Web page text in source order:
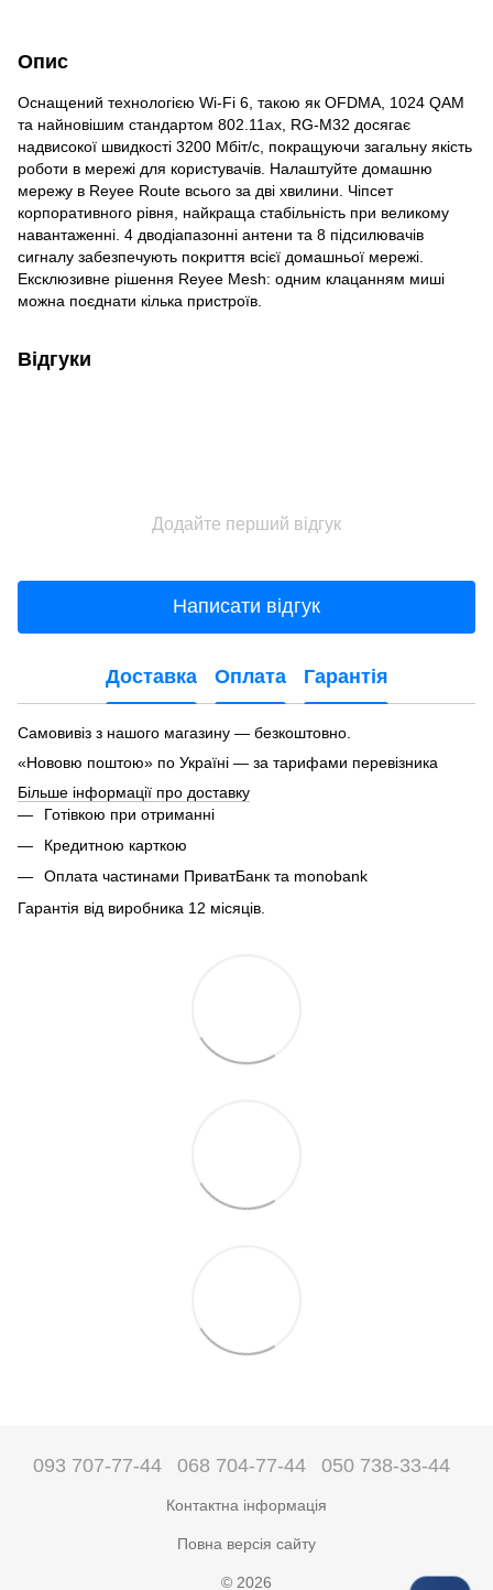
Опис
Оснащений технологією Wi-Fi 6, такою як OFDMA, 1024 QAM
та найновішим стандартом 802.11ax, RG-M32 досягає
надвисокої швидкості 3200 Мбіт/с, покращуючи загальну якість
роботи в мережі для користувачів. Налаштуйте домашню
мережу в Reyee Route всього за дві хвилини. Чіпсет
корпоративного рівня, найкраща стабільність при великому
навантаженні. 4 дводіапазонні антени та 8 підсилювачів
сигналу забезпечують покриття всієї домашньої мережі.
Ексклюзивне рішення Reyee Mesh: одним клацанням миші
можна поєднати кілька пристроїв.
Відгуки
Додайте перший відгук
Написати відгук
Доставка Оплата Гарантія
Самовивіз з нашого магазину — безкоштовно.
«Нововю поштою» по Україні — за тарифами перевізника
Більше інформації про доставку
Готівкою при отриманні
Кредитною карткою
Оплата частинами ПриватБанк та monobank
Гарантія від виробника 12 місяців.
093 707-77-44 068 704-77-44 050 738-33-44
Контактна інформація
Повна версія сайту
© 2026